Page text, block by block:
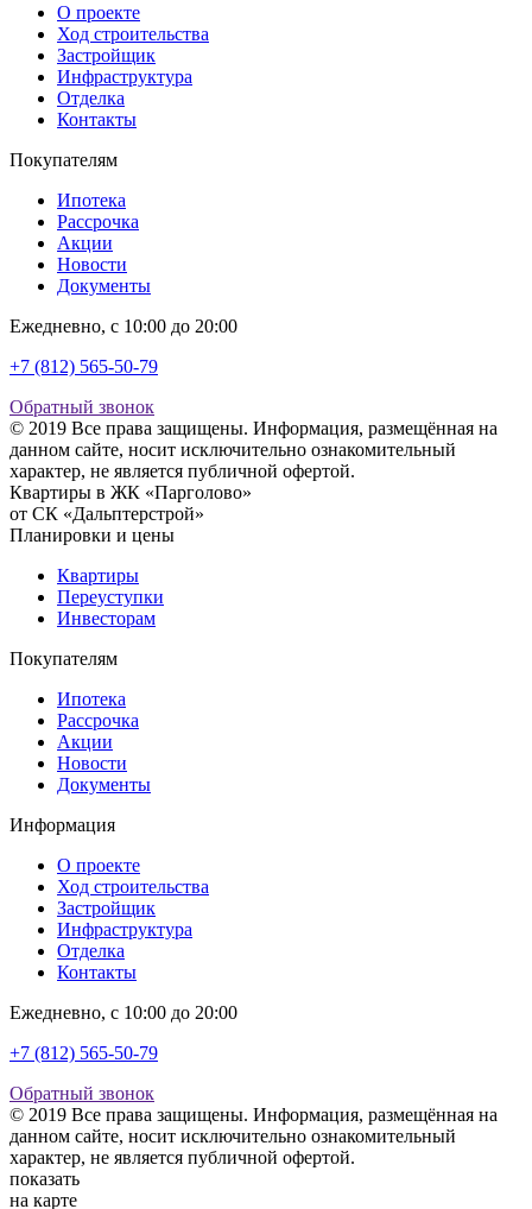
О проекте
Ход строительства
Застройщик
Инфраструктура
Отделка
Контакты
Покупателям
Ипотека
Рассрочка
Акции
Новости
Документы
Ежедневно, с 10:00 до 20:00
+7 (812) 565-50-79
Обратный звонок
© 2019 Все права защищены. Информация, размещённая на
данном сайте, носит исключительно ознакомительный
характер, не является публичной офертой.
Квартиры в ЖК «Парголово»
от СК «Дальптерстрой»
Планировки и цены
Квартиры
Переуступки
Инвесторам
Покупателям
Ипотека
Рассрочка
Акции
Новости
Документы
Информация
О проекте
Ход строительства
Застройщик
Инфраструктура
Отделка
Контакты
Ежедневно, с 10:00 до 20:00
+7 (812) 565-50-79
Обратный звонок
© 2019 Все права защищены. Информация, размещённая на
данном сайте, носит исключительно ознакомительный
характер, не является публичной офертой.
показать
на карте